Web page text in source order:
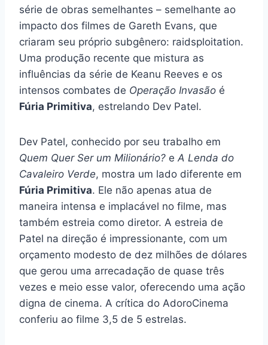
série de obras semelhantes – semelhante ao
impacto dos filmes de Gareth Evans, que
criaram seu próprio subgênero: raidsploitation.
Uma produção recente que mistura as
influências da série de Keanu Reeves e os
intensos combates de Operação Invasão é
Fúria Primitiva, estrelando Dev Patel.
Dev Patel, conhecido por seu trabalho em
Quem Quer Ser um Milionário? e A Lenda do
Cavaleiro Verde, mostra um lado diferente em
Fúria Primitiva. Ele não apenas atua de
maneira intensa e implacável no filme, mas
também estreia como diretor. A estreia de
Patel na direção é impressionante, com um
orçamento modesto de dez milhões de dólares
que gerou uma arrecadação de quase três
vezes e meio esse valor, oferecendo uma ação
digna de cinema. A crítica do AdoroCinema
conferiu ao filme 3,5 de 5 estrelas.